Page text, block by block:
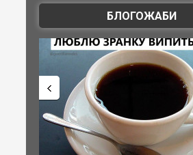
БЛОГОЖАБИ